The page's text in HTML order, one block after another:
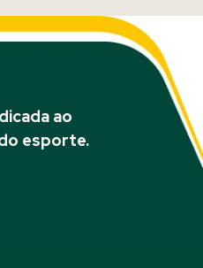
ao
esporte.